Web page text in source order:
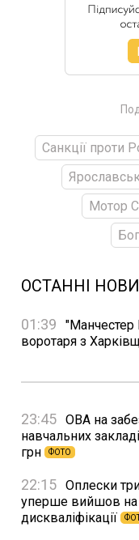
Санкції проти
Мотор
ОСТАННІ
01:39
"Манчестер
воротаря з
23:45 ОВА на
навчальних
грн
ФОТО
22:15 Оплески
уперше вийшов на
дискваліфікації